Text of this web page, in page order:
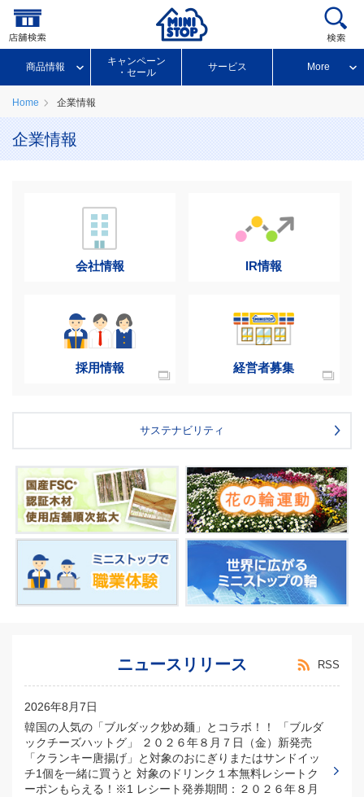
商品情報
キャンペーン
・セール
サービス More
Home 企業情報
企業情報
会社情報 IR情報
採用情報 経営者募集
サステナビリティ
ニュースリリース RSS
2026年8月7日
韓国の人気の「ブルダック炒め麺」とコラボ！！ 「ブルダ
ックチーズハットグ」 ２０２６年８月７日（金）新発売
「クランキー唐揚げ」と対象のおにぎりまたはサンドイッ
チ1個を一緒に買うと 対象のドリンク１本無料レシートク
ーポンもらえる！※1 レシート発券期間：２０２６年８月